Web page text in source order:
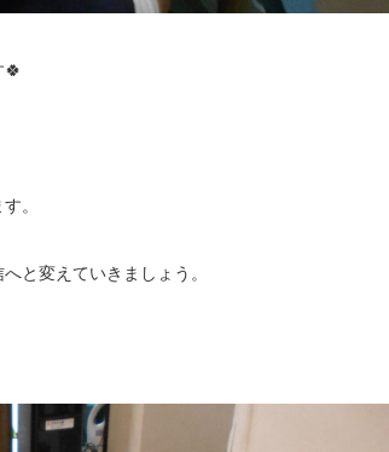
。
と変えていきましょう。